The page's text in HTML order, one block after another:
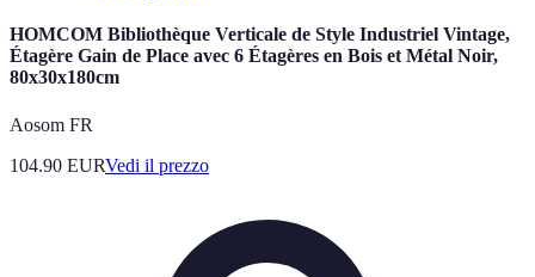
HOMCOM Bibliothèque Verticale de Style Industriel Vintage,
Étagère Gain de Place avec 6 Étagères en Bois et Métal Noir,
80x30x180cm
Aosom FR
104.90 EURVedi il prezzo